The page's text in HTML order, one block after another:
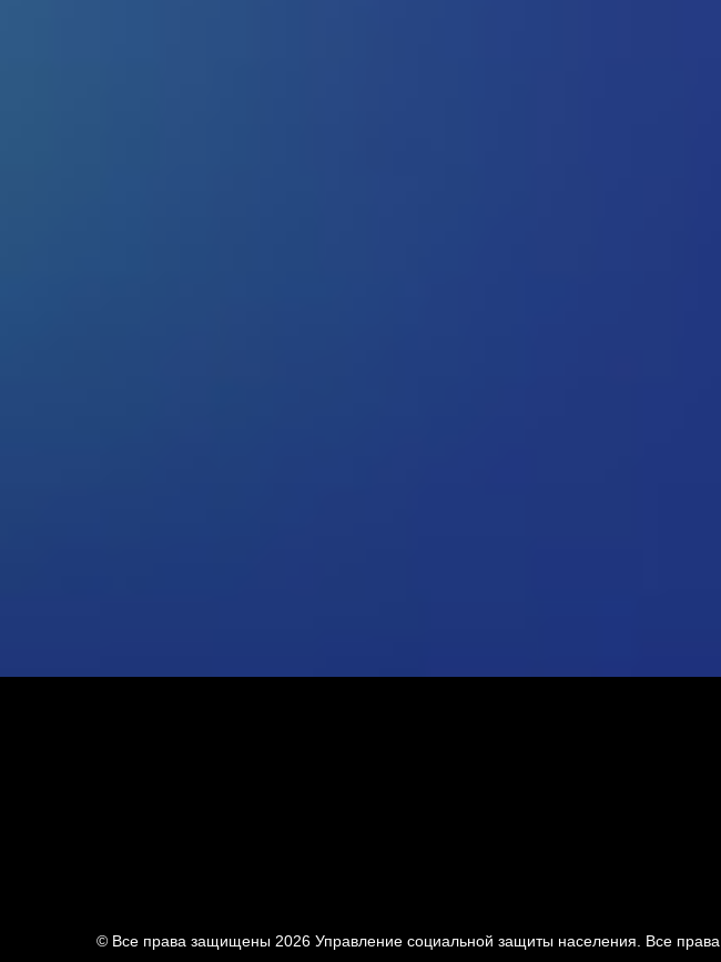
© Все права защищены 2026 Управление социальной защиты населения. Все права